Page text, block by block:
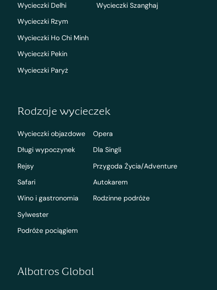
Wycieczki Delhi
Wycieczki Rzym
Wycieczki Ho Chi Minh
Wycieczki Pekin
Wycieczki Paryż
Wycieczki Szanghaj
Rodzaje wycieczek
Wycieczki objazdowe
Długi wypoczynek
Rejsy
Safari
Wino i gastronomia
Sylwester
Podróże pociągiem
Opera
Dla Singli
Przygoda Życia/Adventure
Autokarem
Rodzinne podróże
Albatros Global